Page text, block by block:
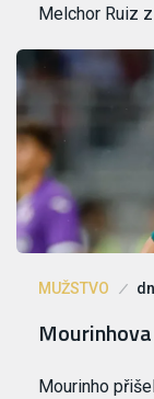
Melchor Ruiz
MUŽSTVO
Mourinho